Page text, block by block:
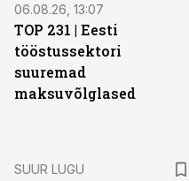
06.08.26, 13:07
TOP 231 | Eesti
tööstussektori
suuremad
maksuvõlglased
SUUR LUGU